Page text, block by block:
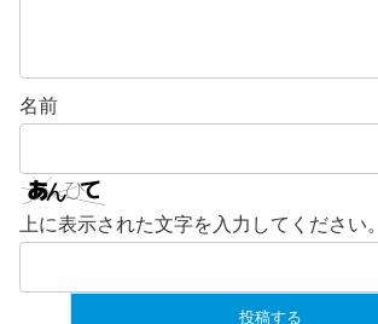
名前
上に表示された文字を入力してください。